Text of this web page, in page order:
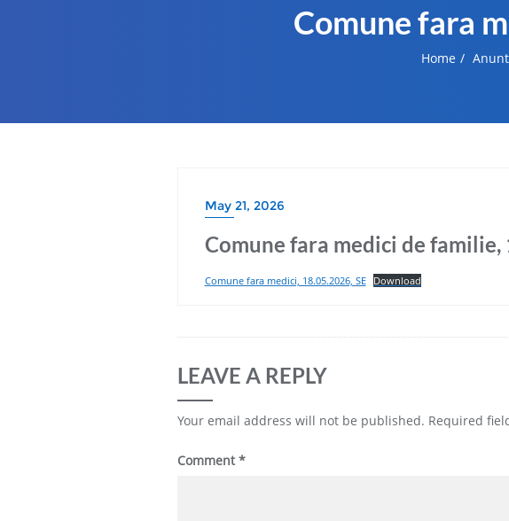
Comune fara
Home
May 21, 2026
Comune fara medici de familie,
Comune fara medici, 18.05.2026, SE Download
LEAVE A REPLY
Your email address will not be published. Required
Comment*